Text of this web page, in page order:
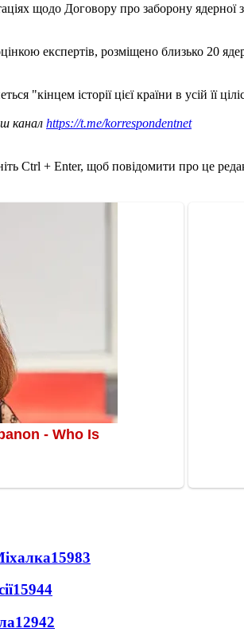
щодо Договору про заборону
оцінкою експертів, розміщено близько
"кінцем історії цієї країни в усій її
канал https://t.me/korrespondentnet
Ctrl + Enter, щоб повідомити про це
15983
15944
12942